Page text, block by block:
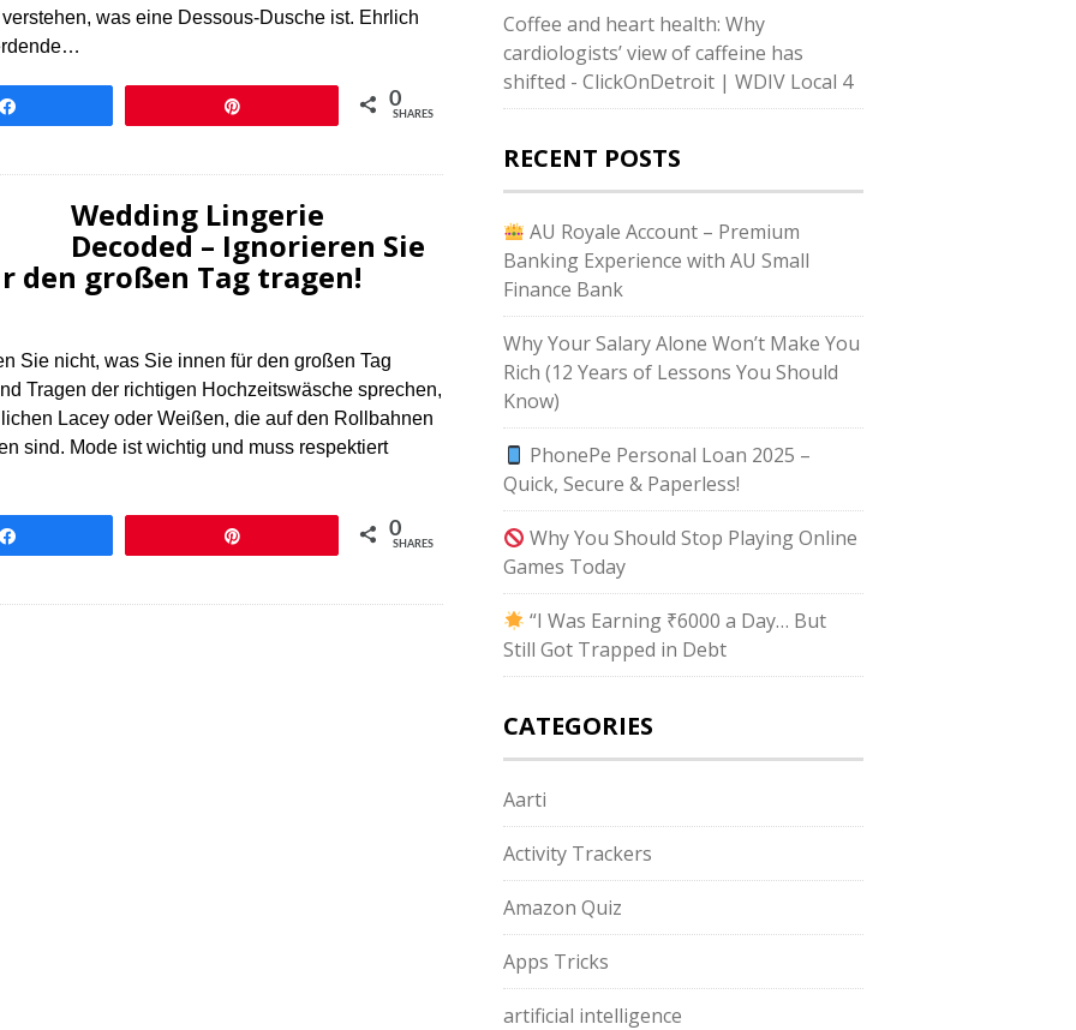
was eine Dessous-Dusche ist. Ehrlich
0
SHARES
Wedding Lingerie
Decoded – Ignorieren Sie
den großen Tag tragen!
Sie nicht, was Sie innen für den großen Tag
Tragen der richtigen Hochzeitswäsche sprechen,
Lacey oder Weißen, die auf den Rollbahnen
sind. Mode ist wichtig und muss respektiert
0
SHARES
Coffee and heart health: Why
cardiologists’ view of caffeine has
shifted - ClickOnDetroit | WDIV Local 4
RECENT POSTS
AU Royale Account – Premium
Banking Experience with AU Small
Finance Bank
Why Your Salary Alone Won’t Make You
Rich (12 Years of Lessons You Should
Know)
PhonePe Personal Loan 2025 –
Quick, Secure & Paperless!
Why You Should Stop Playing Online
Games Today
“I Was Earning ₹6000 a Day… But
Still Got Trapped in Debt
CATEGORIES
Aarti
Activity Trackers
Amazon Quiz
Apps Tricks
artificial intelligence